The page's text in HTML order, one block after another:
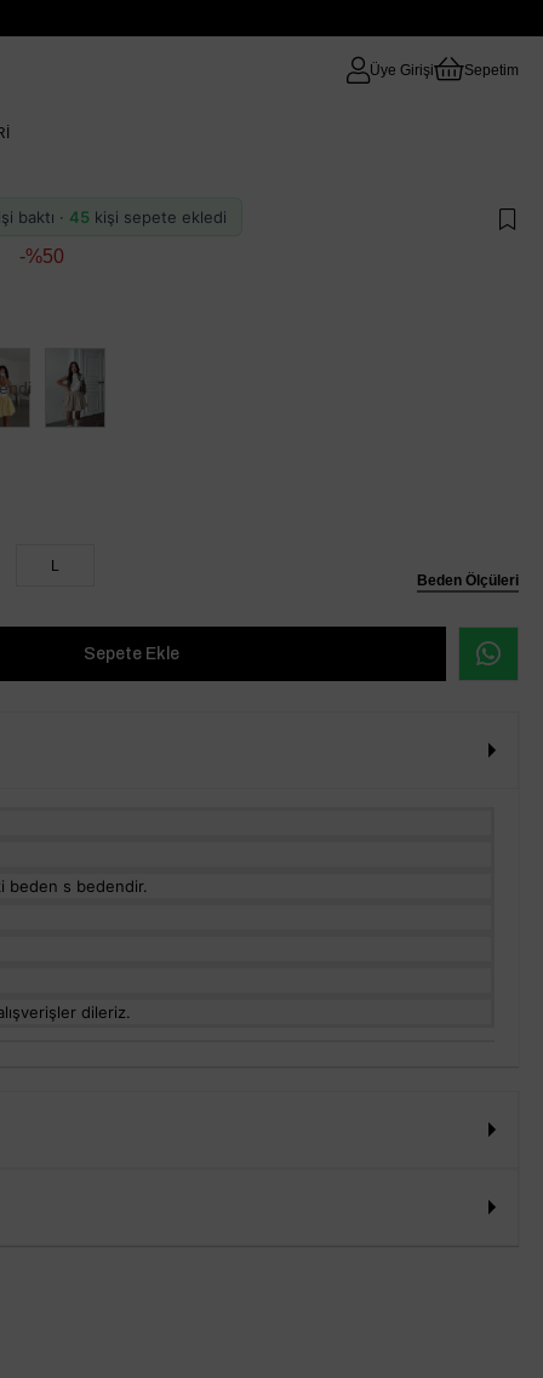
Üye Girişi Sepetim
baktı · 45 kişi sepete ekledi
50
Beden Ölçüleri
L
beden s bedendir.
dileriz.